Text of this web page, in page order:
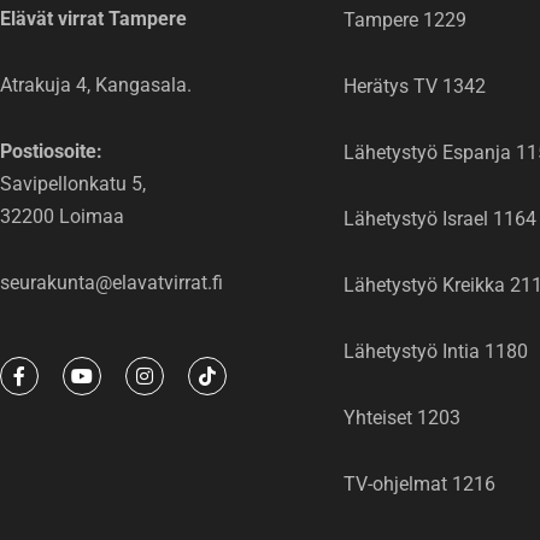
Elävät virrat Tampere
Atrakuja 4, Kangasala.
Postiosoite:
Savipellonkatu 5,
32200 Loimaa
seurakunta@elavatvirrat.fi
F
a
Y
o
I
n
T
i
Tampere 1229
Herätys TV 1342
Lähetystyö Espanja
Lähetystyö Israel 1164
Lähetystyö Kreikka
Lähetystyö Intia 1180
Yhteiset 1203
TV-ohjelmat 1216